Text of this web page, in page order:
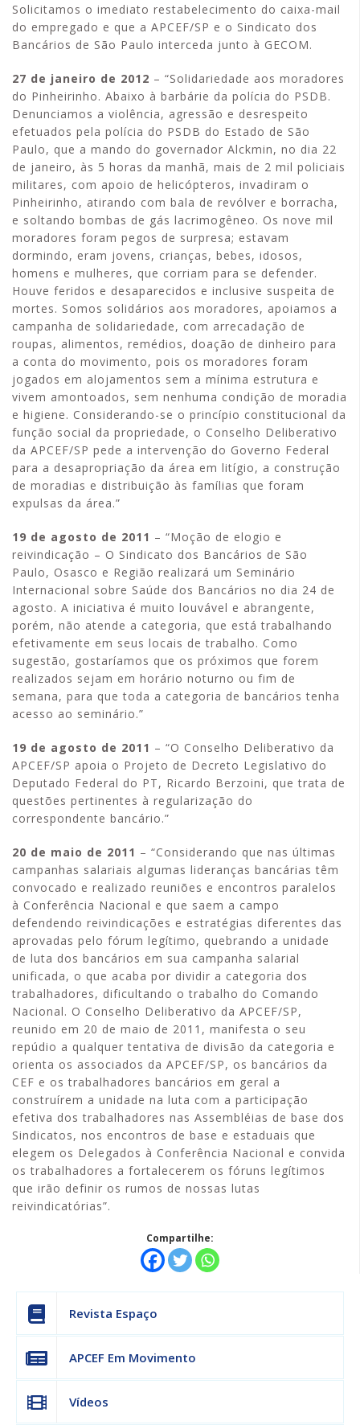
Solicitamos o imediato restabelecimento do caixa-mail
do empregado e que a APCEF/SP e o Sindicato dos
Bancários de São Paulo interceda junto à GECOM.
27 de janeiro de 2012 – “Solidariedade aos moradores
do Pinheirinho. Abaixo à barbárie da polícia do PSDB.
Denunciamos a violência, agressão e desrespeito
efetuados pela polícia do PSDB do Estado de São
Paulo, que a mando do governador Alckmin, no dia 22
de janeiro, às 5 horas da manhã, mais de 2 mil policiais
militares, com apoio de helicópteros, invadiram o
Pinheirinho, atirando com bala de revólver e borracha,
e soltando bombas de gás lacrimogêneo. Os nove mil
moradores foram pegos de surpresa; estavam
dormindo, eram jovens, crianças, bebes, idosos,
homens e mulheres, que corriam para se defender.
Houve feridos e desaparecidos e inclusive suspeita de
mortes. Somos solidários aos moradores, apoiamos a
campanha de solidariedade, com arrecadação de
roupas, alimentos, remédios, doação de dinheiro para
a conta do movimento, pois os moradores foram
jogados em alojamentos sem a mínima estrutura e
vivem amontoados, sem nenhuma condição de moradia
e higiene. Considerando-se o princípio constitucional da
função social da propriedade, o Conselho Deliberativo
da APCEF/SP pede a intervenção do Governo Federal
para a desapropriação da área em litígio, a construção
de moradias e distribuição às famílias que foram
expulsas da área.”
19 de agosto de 2011 – “Moção de elogio e
reivindicação – O Sindicato dos Bancários de São
Paulo, Osasco e Região realizará um Seminário
Internacional sobre Saúde dos Bancários no dia 24 de
agosto. A iniciativa é muito louvável e abrangente,
porém, não atende a categoria, que está trabalhando
efetivamente em seus locais de trabalho. Como
sugestão, gostaríamos que os próximos que forem
realizados sejam em horário noturno ou fim de
semana, para que toda a categoria de bancários tenha
acesso ao seminário.”
19 de agosto de 2011 – “O Conselho Deliberativo da
APCEF/SP apoia o Projeto de Decreto Legislativo do
Deputado Federal do PT, Ricardo Berzoini, que trata de
questões pertinentes à regularização do
correspondente bancário.”
20 de maio de 2011 – “Considerando que nas últimas
campanhas salariais algumas lideranças bancárias têm
convocado e realizado reuniões e encontros paralelos
à Conferência Nacional e que saem a campo
defendendo reivindicações e estratégias diferentes das
aprovadas pelo fórum legítimo, quebrando a unidade
de luta dos bancários em sua campanha salarial
unificada, o que acaba por dividir a categoria dos
trabalhadores, dificultando o trabalho do Comando
Nacional. O Conselho Deliberativo da APCEF/SP,
reunido em 20 de maio de 2011, manifesta o seu
repúdio a qualquer tentativa de divisão da categoria e
orienta os associados da APCEF/SP, os bancários da
CEF e os trabalhadores bancários em geral a
construírem a unidade na luta com a participação
efetiva dos trabalhadores nas Assembléias de base dos
Sindicatos, nos encontros de base e estaduais que
elegem os Delegados à Conferência Nacional e convida
os trabalhadores a fortalecerem os fóruns legítimos
que irão definir os rumos de nossas lutas
reivindicatórias”.
Compartilhe:
Revista Espaço
APCEF Em Movimento
Vídeos